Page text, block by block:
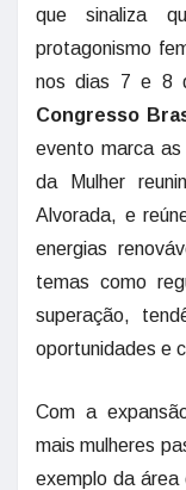
que sinaliza
protagonismo
nos dias 7 e 8
Congresso
evento marca as
da Mulher
Alvorada, e
energias
temas como
superação,
oportunidades e
Com a
mais mulheres
exemplo da área